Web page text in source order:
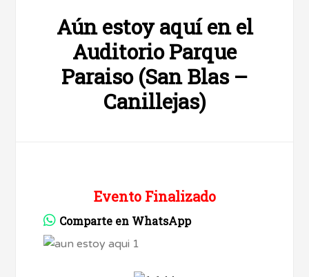
Aún estoy aquí en el
Auditorio Parque
Paraiso (San Blas –
Canillejas)
Evento Finalizado
Comparte en WhatsApp